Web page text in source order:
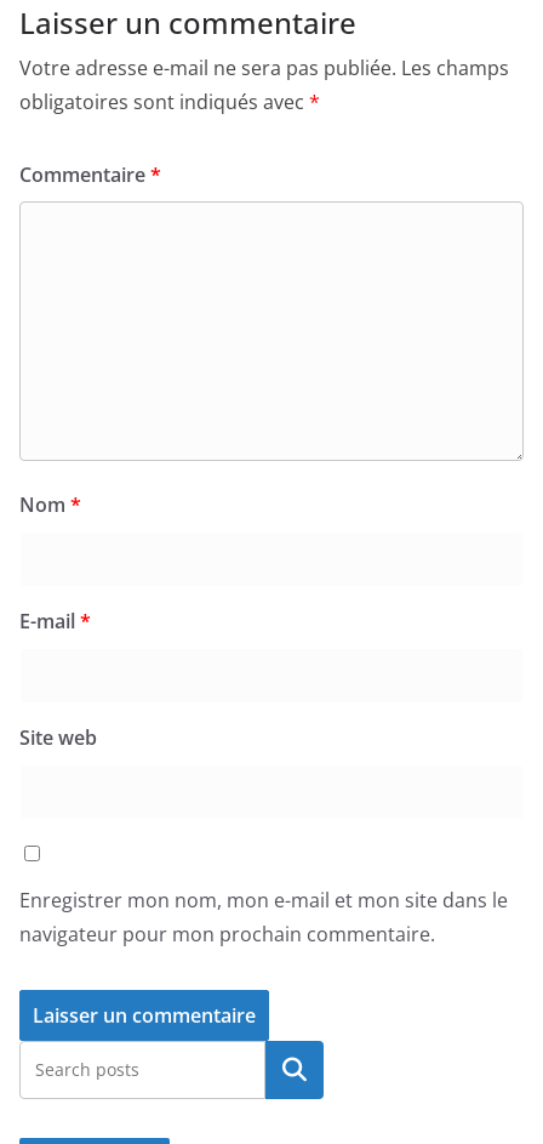
Laisser un commentaire
Votre adresse e-mail ne sera pas publiée. Les champs
obligatoires sont indiqués avec *
Commentaire*
Nom *
E-mail*
Site web
Enregistrer mon nom, mon e-mail et mon site dans le
navigateur pour mon prochain commentaire.
Rechercher